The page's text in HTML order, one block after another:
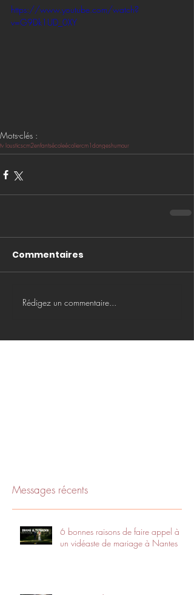
https://www.youtube.com/watch?
v=G9Dk1UD_0XY
Mots-clés :
tv lousticscm2enfantsécoleécoliercm1dongeshumour
Commentaires
Rédigez un commentaire...
Messages récents
6 bonnes raisons de faire appel à
un vidéaste de mariage à Nantes